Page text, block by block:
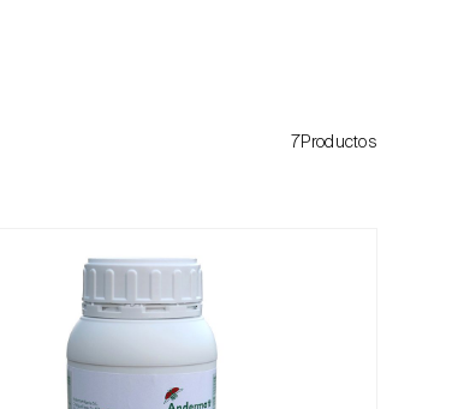
7Productos